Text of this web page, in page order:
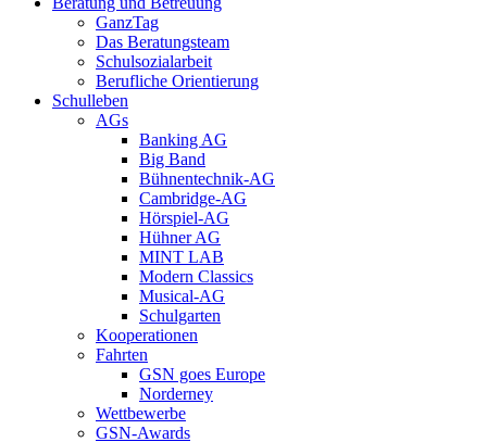
GanzTag
Das Beratungsteam
Schulsozialarbeit
Berufliche Orientierung
Schulleben
AGs
Banking AG
Big Band
Bühnentechnik-AG
Cambridge-AG
Hörspiel-AG
Hühner AG
MINT LAB
Modern Classics
Musical-AG
Schulgarten
Kooperationen
Fahrten
GSN goes Europe
Norderney
Wettbewerbe
GSN-Awards